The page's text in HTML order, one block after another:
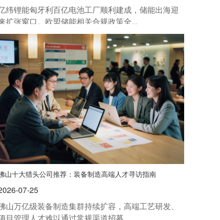
纬锂能匈牙利百亿电池工厂顺利建成，储能出海迎
扩张窗口。欧盟储能相关合规政策全...
山十大猎头公司推荐：装备制造高端人才寻访指南
07-25
山万亿级装备制造集群持续扩容，高端工艺研发、